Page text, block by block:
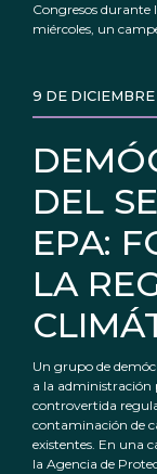
Congresos durante
miércoles, un
DEL
EPA:
LA
9 DE DICIEMBRE
Un grupo de
a la administración
controvertida
contaminación de
existentes. En una
la Agencia de